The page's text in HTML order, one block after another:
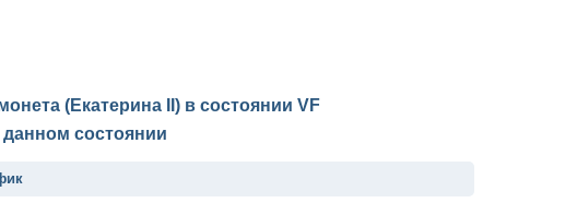
(Екатерина II) в состоянии VF
состоянии